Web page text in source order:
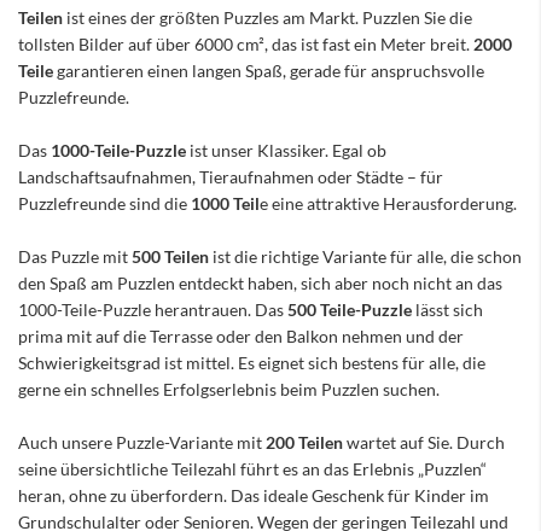
Teilen ist eines der größten Puzzles am Markt. Puzzlen Sie die
tollsten Bilder auf über 6000 cm², das ist fast ein Meter breit. 2000
Teilegarantieren einen langen Spaß, gerade für anspruchsvolle
Puzzlefreunde.
Das 1000-Teile-Puzzle ist unser Klassiker. Egal ob
Landschaftsaufnahmen, Tieraufnahmen oder Städte – für
Puzzlefreunde sind die 1000 Teile eine attraktive Herausforderung.
Das Puzzle mit500 Teilen ist die richtige Variante für alle, die schon
den Spaß am Puzzlen entdeckt haben, sich aber noch nicht an das
1000-Teile-Puzzle herantrauen. Das500 Teile-Puzzle lässt sich
prima mit auf die Terrasse oder den Balkon nehmen und der
Schwierigkeitsgrad ist mittel. Es eignet sich bestens für alle, die
gerne ein schnelles Erfolgserlebnis beim Puzzlen suchen.
Auch unsere Puzzle-Variante mit 200 Teilenwartet auf Sie. Durch
seine übersichtliche Teilezahl führt es an das Erlebnis „Puzzlen“
heran, ohne zu überfordern. Das ideale Geschenk für Kinder im
Grundschulalter oder Senioren. Wegen der geringen Teilezahl und